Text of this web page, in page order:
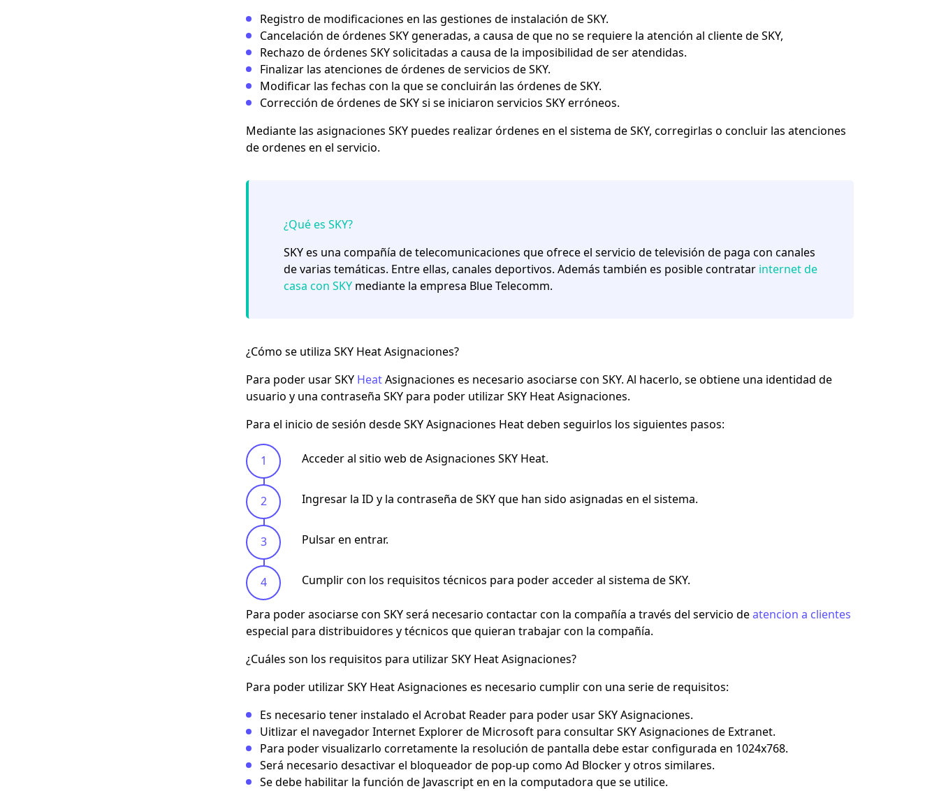
Registro de modificaciones en las gestiones de instalación de SKY.
Cancelación de órdenes SKY generadas, a causa de que no se requiere la atención al cliente de SKY,
Rechazo de órdenes SKY solicitadas a causa de la imposibilidad de ser atendidas.
Finalizar las atenciones de órdenes de servicios de SKY.
Modificar las fechas con la que se concluirán las órdenes de SKY.
Corrección de órdenes de SKY si se iniciaron servicios SKY erróneos.
Mediante las asignaciones SKY puedes realizar órdenes en el sistema de SKY, corregirlas o concluir las atenciones
de ordenes en el servicio.
¿Qué es SKY?
SKY es una compañía de telecomunicaciones que ofrece el servicio de televisión de paga con canales
de varias temáticas. Entre ellas, canales deportivos. Además también es posible contratar internet de
casa con SKY mediante la empresa Blue Telecomm.
¿Cómo se utiliza SKY Heat Asignaciones?
Para poder usar SKY HeatAsignaciones es necesario asociarse con SKY. Al hacerlo, se obtiene una identidad de
usuario y una contraseña SKY para poder utilizar SKY Heat Asignaciones.
Para el inicio de sesión desde SKY Asignaciones Heat deben seguirlos los siguientes pasos:
Acceder al sitio web de Asignaciones SKY Heat.
Ingresar la ID y la contraseña de SKY que han sido asignadas en el sistema.
Pulsar en entrar.
Cumplir con los requisitos técnicos para poder acceder al sistema de SKY.
Para poder asociarse con SKY será necesario contactar con la compañía a través del servicio deatencion a clientes
especial para distribuidores y técnicos que quieran trabajar con la compañía.
¿Cuáles son los requisitos para utilizar SKY Heat Asignaciones?
Para poder utilizar SKY Heat Asignaciones es necesario cumplir con una serie de requisitos:
Es necesario tener instalado el Acrobat Reader para poder usar SKY Asignaciones.
Uitlizar el navegador Internet Explorer de Microsoft para consultar SKY Asignaciones de Extranet.
Para poder visualizarlo corretamente la resolución de pantalla debe estar configurada en 1024x768.
Será necesario desactivar el bloqueador de pop-up como Ad Blocker y otros similares.
Se debe habilitar la función de Javascript en en la computadora que se utilice.